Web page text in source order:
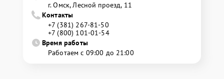
г. Омск, ​Лесной проезд, 11
Контакты
+7 (381) 267-81-50
+7 (800) 101-01-54
Время работы
Работаем с 09:00 до 21:00